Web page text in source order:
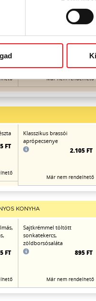
FT 1.040 FT
Már nem rendelhető
FT
Klasszikus brassói
aprópecsenye
2.105 FT
Már nem rendelhető
KONYHA
FT
Sajtkrémmel töltött
sonkatekercs,
zöldborsósaláta
895 FT
Már nem rendelhető